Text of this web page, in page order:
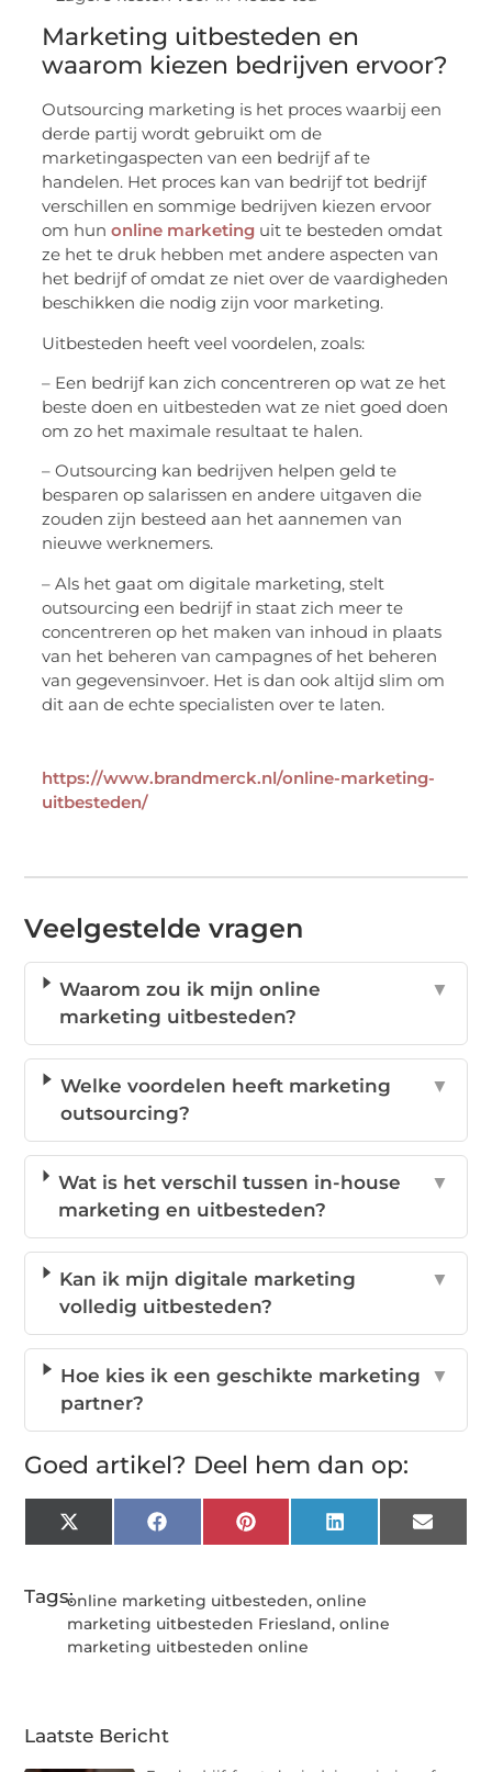
Marketing uitbesteden en
waarom kiezen bedrijven ervoor?
Outsourcing marketing is het proces waarbij een
derde partij wordt gebruikt om de
marketingaspecten van een bedrijf af te
handelen. Het proces kan van bedrijf tot bedrijf
verschillen en sommige bedrijven kiezen ervoor
om hunonline marketing uit te besteden omdat
ze het te druk hebben met andere aspecten van
het bedrijf of omdat ze niet over de vaardigheden
beschikken die nodig zijn voor marketing.
Uitbesteden heeft veel voordelen, zoals:
– Een bedrijf kan zich concentreren op wat ze het
beste doen en uitbesteden wat ze niet goed doen
om zo het maximale resultaat te halen.
– Outsourcing kan bedrijven helpen geld te
besparen op salarissen en andere uitgaven die
zouden zijn besteed aan het aannemen van
nieuwe werknemers.
– Als het gaat om digitale marketing, stelt
outsourcing een bedrijf in staat zich meer te
concentreren op het maken van inhoud in plaats
van het beheren van campagnes of het beheren
van gegevensinvoer. Het is dan ook altijd slim om
dit aan de echte specialisten over te laten.
https://www.brandmerck.nl/online-marketing-
uitbesteden/
Veelgestelde vragen
Waarom zou ik mijn online
marketing uitbesteden?
▼
Welke voordelen heeft marketing
outsourcing?
▼
Wat is het verschil tussen in-house
marketing en uitbesteden?
▼
Kan ik mijn digitale marketing
volledig uitbesteden?
▼
Hoe kies ik een geschikte marketing
partner?
▼
Goed artikel? Deel hem dan op:
X
(Twitter)
FacebookPinterestLinkedInEmail
Tags:online marketing uitbesteden,online
marketing uitbesteden Friesland,online
marketing uitbesteden online
Laatste Bericht